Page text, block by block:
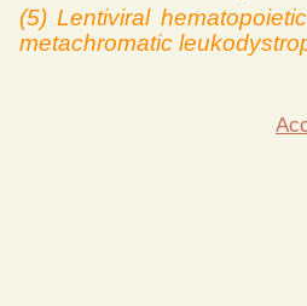
(5) Lentiviral
metachromatic